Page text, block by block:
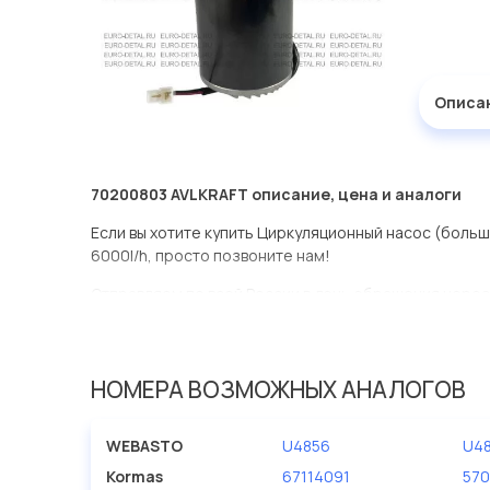
70200803 AVLKRAFT описание, цена и аналоги
Если вы хотите купить Циркуляционный насос
6000l/h, просто позвоните нам!
У данной детали есть аналоги с номерами, убедитесь
Евродеталь представлены в большом ассортименте.
НОМЕРА ВОЗМОЖНЫХ АНАЛОГОВ
WEBASTO U4856
Kormas
67114091